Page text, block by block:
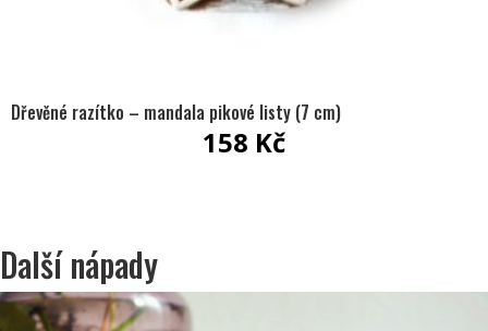
Dřevěné razítko – mandala pikové listy (7 cm)
158 Kč
Další nápady